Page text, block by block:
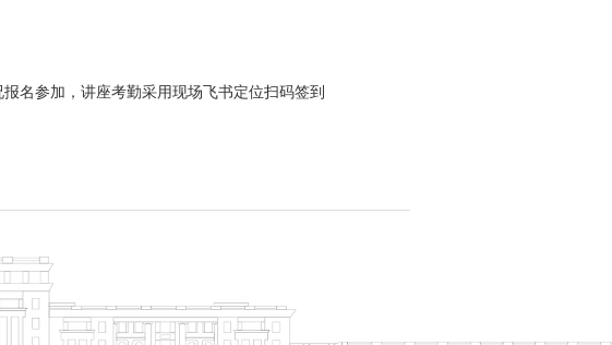
名参加，讲座考勤采用现场飞书定位扫码签到